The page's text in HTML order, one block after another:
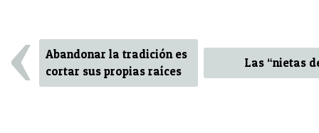
‹
Abandonar la tradición es
cortar sus propias raíces
Las “nietas